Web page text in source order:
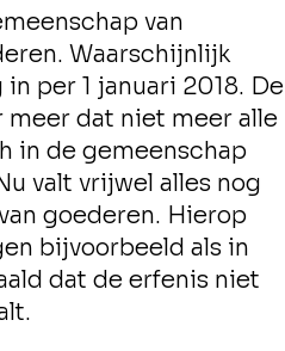
van
Waarschijnlijk
per 1 januari 2018. De
dat niet meer alle
in de gemeenschap
valt vrijwel alles nog
goederen. Hierop
bijvoorbeeld als in
dat de erfenis niet